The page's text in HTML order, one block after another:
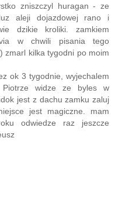
zniszczyl huragan - ze
aleji dojazdowej rano i
dzikie kroliki. zamkiem
w chwili pisania tego
zmarl kilka tygodni po moim
ok 3 tygodnie, wyjechalem
widze ze byles w
jest z dachu zamku zaluj
jest magiczne. mam
odwiedze raz jeszcze